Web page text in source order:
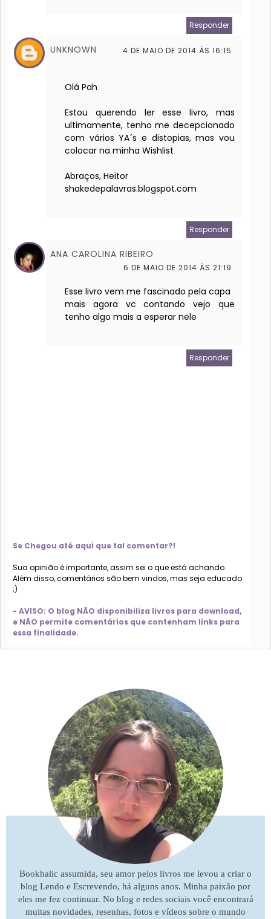
Responder
UNKNOWN 4 DE MAIO DE 2014 ÀS 16:15
Olá Pah
Estou querendo ler esse livro, mas
ultimamente, tenho me decepcionado
com vários YA´s e distopias, mas vou
colocar na minha Wishlist
Abraços, Heitor
shakedepalavras.blogspot.com
Responder
ANA CAROLINA RIBEIRO
6 DE MAIO DE 2014 ÀS 21:19
Esse livro vem me fascinado pela capa
mais agora vc contando vejo que
tenho algo mais a esperar nele
Responder
Se Chegou até aqui que tal comentar?!
Sua opinião é importante, assim sei o que está achando.
Além disso, comentários são bem vindos, mas seja educado
;)
- AVISO: O blog NÃO disponibiliza livros para download,
e NÃO permite comentários que contenham links para
essa finalidade.
Bookhalic assumida, seu amor pelos livros me levou a criar o
blog Lendo e Escrevendo, há alguns anos. Minha paixão por
eles me fez continuar. No blog e redes sociais você encontrará
muitas novidades, resenhas, fotos e vídeos sobre o mundo